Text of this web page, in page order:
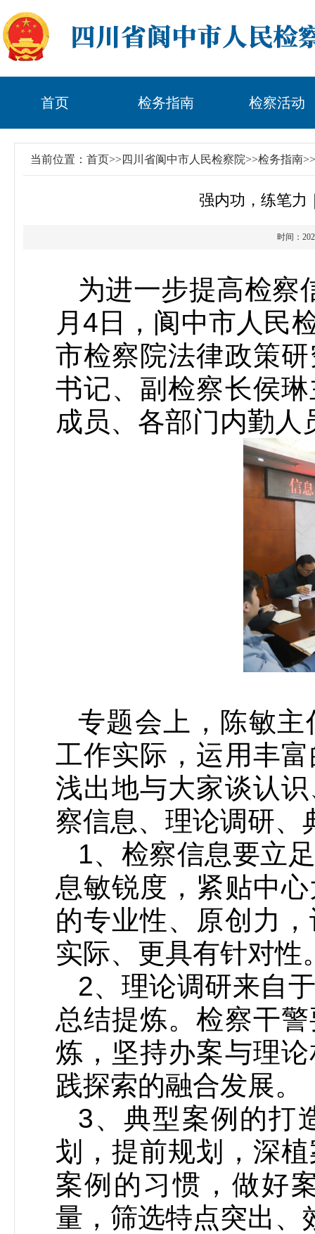
首页 检务指南 检察活动
当前位置： 首页>>四川省阆中市人民检察院>>检务指南>>
强内功，练笔力
时间：
为进一步提高检察
月4日，阆中市人民
市检察院法律政策
书记、副检察长侯
成员、各部门内勤人
专题会上，陈敏
工作实际，运用丰
浅出地与大家谈认
察信息、理论调研、
1、检察信息要立
息敏锐度，紧贴中
的专业性、原创力
实际、更具有针对性
2、理论调研来自
总结提炼。检察干
炼，坚持办案与理
践探索的融合发展。
3、典型案例的打
划，提前规划，深
案例的习惯，做好
量，筛选特点突出、